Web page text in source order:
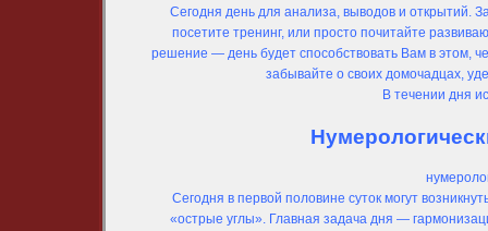
Сегодня день для анализа, выводов и открытий.
посетите тренинг, или просто почитайте
решение — день будет способствовать Вам в этом,
забывайте о своих домочадцах,
В течении дня
Сегодня в первой половине суток могут
«острые углы». Главная задача дня —